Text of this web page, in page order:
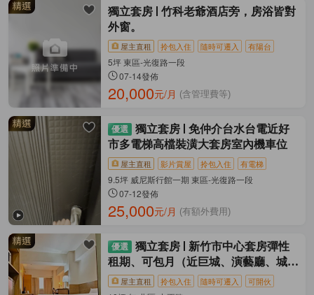
獨立套房
竹科老爺酒店旁，房浴皆對
外窗。
屋主直租 拎包入住 隨時可遷入 有陽台
5坪 東區-光復路一段
07-14發佈
20,000元/月 (含管理費等)
獨立套房
免仲介台水台電近好
市多電梯高檔裝潢大套房室內機車位
屋主直租 影片賞屋 拎包入住 有電梯
9.5坪 威尼斯行館一期 東區-光復路一段
07-12發佈
25,000元/月 (有額外費用)
獨立套房
新竹市中心套房彈性
租期、可包月（近巨城、演藝廳、城隍
廟）屋主直租 拎包入住 隨時可遷入 可開伙